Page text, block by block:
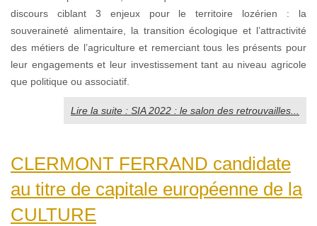
discours ciblant 3 enjeux pour le territoire lozérien : la
souveraineté alimentaire, la transition écologique et l’attractivité
des métiers de l’agriculture et remerciant tous les présents pour
leur engagements et leur investissement tant au niveau agricole
que politique ou associatif.
Lire la suite : SIA 2022 : le salon des retrouvailles...
CLERMONT FERRAND candidate
au titre de capitale européenne de la
CULTURE